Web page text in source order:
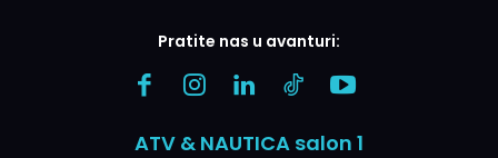
Pratite nas u avanturi:
ATV & NAUTICA salon 1